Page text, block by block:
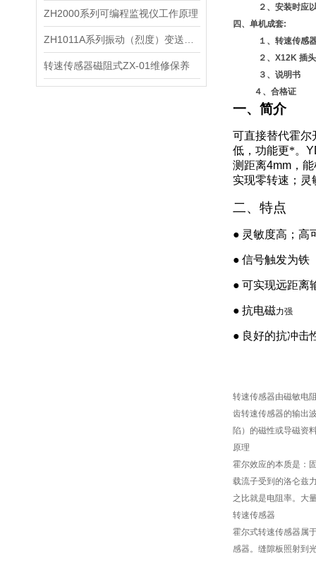
ZH2000系列可编程监视仪工作原理
转速传感器磁阻式ZX-01维修保养
２、安装时应以被
四、单机成套:
１、转
２、X12K
３、
４、
一、简介
可直接替代霍尔
低，功能更*。
测距离4mm ，
实现零转速；
二、特点
● 灵敏度高；高
● 信号触发为铁
● 可实现远距离
● 抗电磁力强
● 良好的抗冲击
转速传感器由磁敏电
齿转速传感器的输出
陷）的磁性或导磁资
原理
霍尔效应的本质是：
载流子受到的洛仑兹
之比就是电阻率。大
转速传感器
霍尔式转速传感器属
感器。缝隙板照射到